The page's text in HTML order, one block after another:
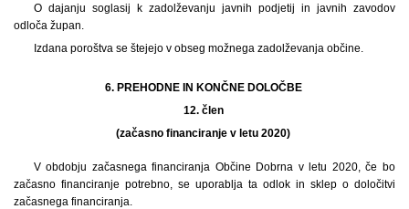
O dajanju soglasij k zadolževanju javnih podjetij in javnih zavodov
odloča župan.
Izdana poroštva se štejejo v obseg možnega zadolževanja občine.
6. PREHODNE IN KONČNE DOLOČBE
12. člen
(začasno financiranje v letu 2020)
V obdobju začasnega financiranja Občine Dobrna v letu 2020, če bo
začasno financiranje potrebno, se uporablja ta odlok in sklep o določitvi
začasnega financiranja.